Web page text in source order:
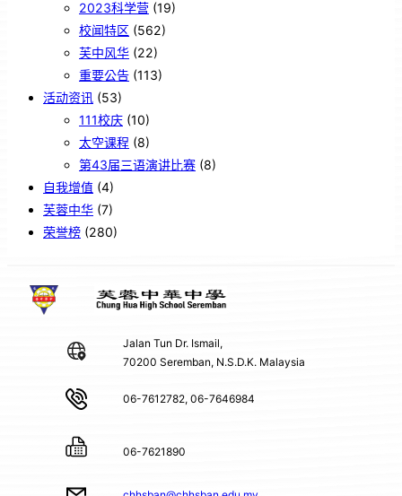
2023科学营 (19)
校闻特区 (562)
芙中风华 (22)
重要公告 (113)
活动资讯 (53)
111校庆 (10)
太空课程 (8)
第43届三语演讲比赛 (8)
自我增值 (4)
芙蓉中华 (7)
荣誉榜 (280)
Jalan Tun Dr. Ismail,
70200 Seremban, N.S.D.K. Malaysia
06-7612782, 06-7646984
06-7621890